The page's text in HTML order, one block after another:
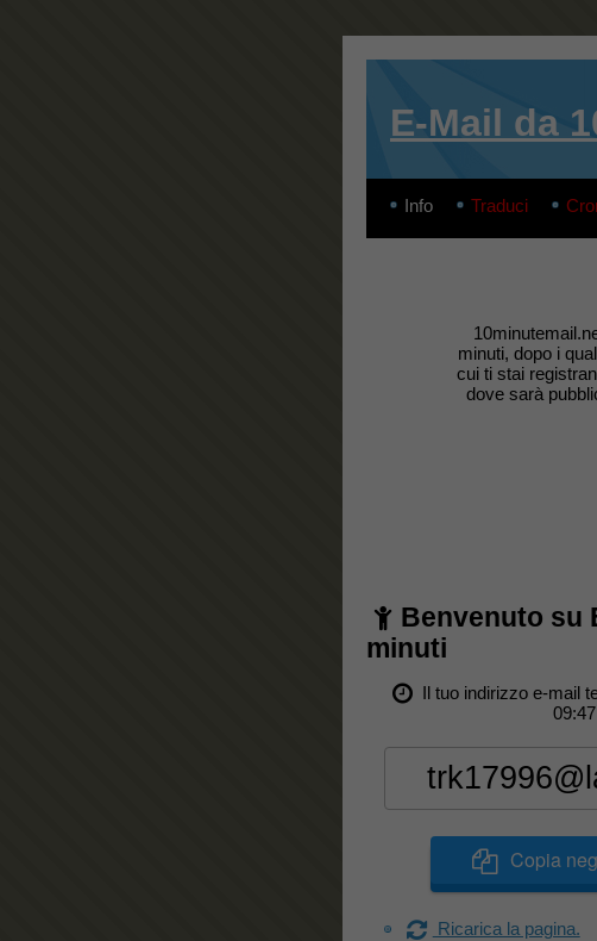
E-Mail da
Info Traduci
minuti, dopo i
cui ti stai
dove sarà
Benvenuto su
minuti
Il tuo indirizzo e-mail
09:46
Copia
Ricarica la pagina.